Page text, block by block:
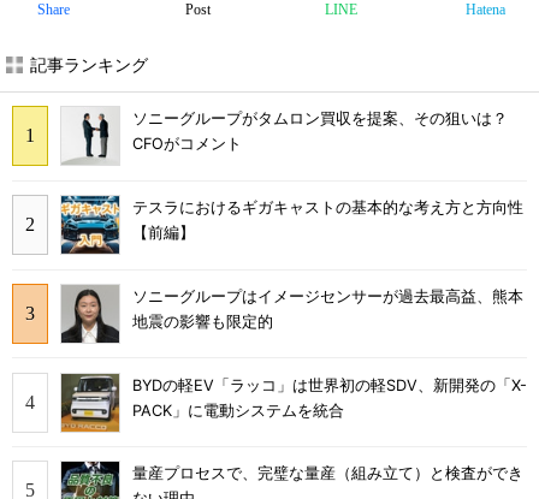
Share Post LINE Hatena
記事ランキング
ソニーグループがタムロン買収を提案、その狙いは？
CFOがコメント
テスラにおけるギガキャストの基本的な考え方と方向性
【前編】
ソニーグループはイメージセンサーが過去最高益、熊本
地震の影響も限定的
BYDの軽EV「ラッコ」は世界初の軽SDV、新開発の「X-
PACK」に電動システムを統合
量産プロセスで、完璧な量産（組み立て）と検査ができ